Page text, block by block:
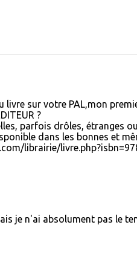
sur votre PAL,mon
?
parfois drôles, étranges
dans les bonnes et
librairie/
je n'ai absolument pas le